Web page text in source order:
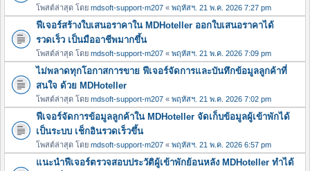
โพสต์ล่าสุด โดย mdsoft-support-m207 « พฤหัสฯ. 21 พ.ค. 2026 7:27 pm
ฟีเจอร์สร้างใบเสนอราคาใน MDHoteller ออกใบเสนอราคาได้
รวดเร็ว เป็นมืออาชีพมากขึ้น
โพสต์ล่าสุด โดย mdsoft-support-m207 « พฤหัสฯ. 21 พ.ค. 2026 7:09 pm
ไม่พลาดทุกโอกาสการขาย ฟีเจอร์จัดการและบันทึกข้อมูลลูกค้าที่
สนใจ ด้วย MDHoteller
โพสต์ล่าสุด โดย mdsoft-support-m207 « พฤหัสฯ. 21 พ.ค. 2026 7:02 pm
ฟีเจอร์จัดการข้อมูลลูกค้าใน MDHoteller จัดเก็บข้อมูลผู้เข้าพักได้
เป็นระบบ เช็กอินรวดเร็วขึ้น
โพสต์ล่าสุด โดย mdsoft-support-m207 « พฤหัสฯ. 21 พ.ค. 2026 6:57 pm
แนะนำฟีเจอร์ตรวจสอบประวัติผู้เข้าพักย้อนหลัง MDHoteller ทำได้